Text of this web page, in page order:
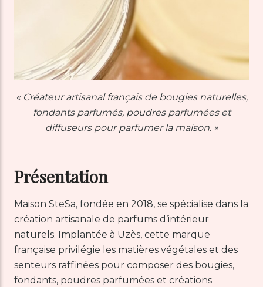
« Créateur artisanal français de bougies naturelles,
fondants parfumés, poudres parfumées et
diffuseurs pour parfumer la maison. »
Présentation
Maison SteSa, fondée en 2018, se spécialise dans la
création artisanale de parfums d’intérieur
naturels. Implantée à Uzès, cette marque
française privilégie les matières végétales et des
senteurs raffinées pour composer des bougies,
fondants, poudres parfumées et créations